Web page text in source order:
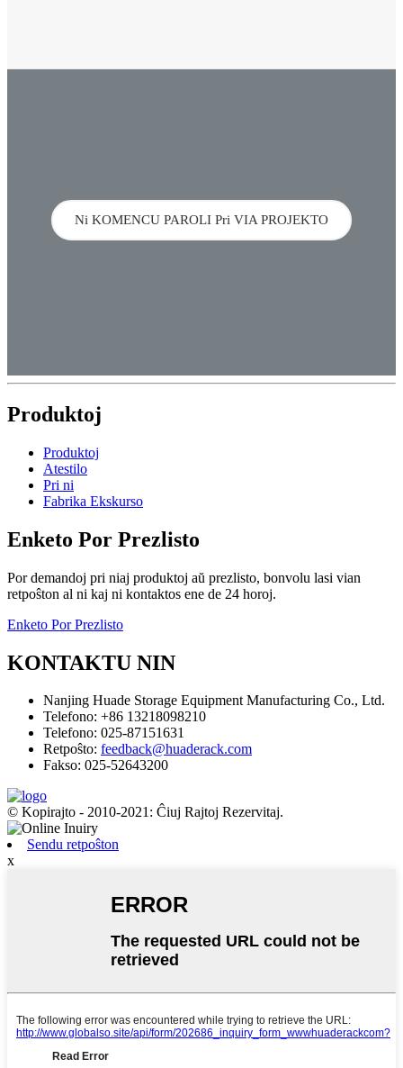
Ni KOMENCU PAROLI Pri VIA PROJEKTO
Produktoj
Produktoj
Atestilo
Pri ni
Fabrika Ekskurso
Enketo Por Prezlisto
Por demandoj pri niaj produktoj aŭ prezlisto, bonvolu lasi vian
retpoŝton al ni kaj ni kontaktos ene de 24 horoj.
Enketo Por Prezlisto
KONTAKTU NIN
Nanjing Huade Storage Equipment Manufacturing Co., Ltd.
Telefono: +86 13218098210
Telefono: 025-87151631
Retpoŝto: feedback@huaderack.com
Fakso: 025-52643200
© Kopirajto - 2010-2021: Ĉiuj Rajtoj Rezervitaj.
Sendu retpoŝton
x